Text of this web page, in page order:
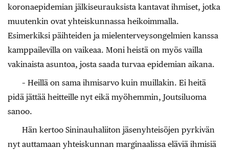
koronaepidemian jälkiseurauksista kantavat ihmiset, jotka
muutenkin ovat yhteiskunnassa heikoimmalla.
Esimerkiksi päihteiden ja mielenterveysongelmien kanssa
kamppailevilla on vaikeaa. Moni heistä on myös vailla
vakinaista asuntoa, josta saada turvaa epidemian aikana.
– Heillä on sama ihmisarvo kuin muillakin. Ei heitä
pidä jättää heitteille nyt eikä myöhemmin, Joutsiluoma
sanoo.
Hän kertoo Sininauhaliiton jäsenyhteisöjen pyrkivän
nyt auttamaan yhteiskunnan marginaalissa eläviä ihmisiä